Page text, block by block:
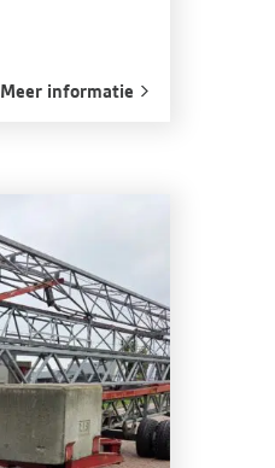
Meer informatie